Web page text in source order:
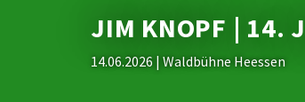
JIM KNOPF | 14.
14.06.2026 | Waldbühne Heessen